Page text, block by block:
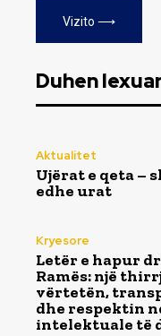
Vizito ⟶
Duhen
Aktualitet
Ujërat e qeta –
edhe urat
Kryesore
Letër e hapur
Ramës: një
vërtetën,
dhe respektin
intelektuale të